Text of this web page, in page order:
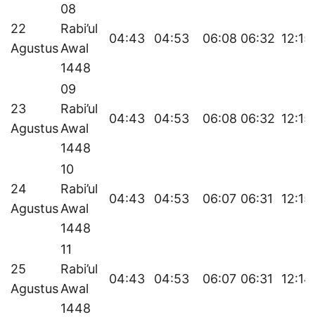
22
Agustus
08
Rabi’ul
Awal
1448
04:43 04:53 06:08 06:32 12:15
23
Agustus
09
Rabi’ul
Awal
1448
04:43 04:53 06:08 06:32 12:15
24
Agustus
10
Rabi’ul
Awal
1448
04:43 04:53 06:07 06:31 12:15
25
Agustus
11
Rabi’ul
Awal
1448
04:43 04:53 06:07 06:31 12:14